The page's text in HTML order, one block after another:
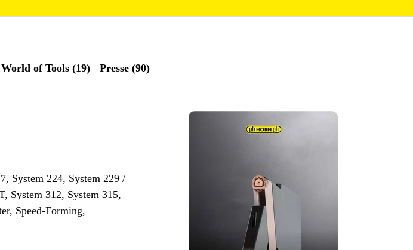
World of Tools (19) Presse (90)
System 224, System 229 /
System 312, System 315,
Speed-Forming,